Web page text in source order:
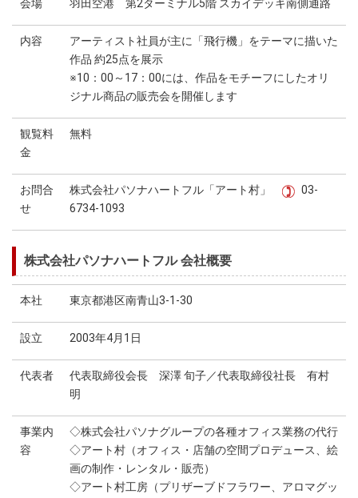
会場 羽田空港 第2ターミナル5階 スカイデッキ南側通路
内容
アーティスト社員が主に「飛行機」をテーマに描いた
作品 約25点を展示
※10：00～17：00には、作品をモチーフにしたオリ
ジナル商品の販売会を開催します
観覧料
金
無料
お問合
せ
株式会社パソナハートフル「アート村」
03-
6734-1093
株式会社パソナハートフル 会社概要
本社 東京都港区南青山3-1-30
設立 2003年4月1日
代表者
代表取締役会長 深澤 旬子／代表取締役社長 有村
明
事業内
容
◇株式会社パソナグループの各種オフィス業務の代行
◇アート村（オフィス・店舗の空間プロデュース、絵
画の制作・レンタル・販売）
◇アート村工房（プリザーブドフラワー、アロマグッ